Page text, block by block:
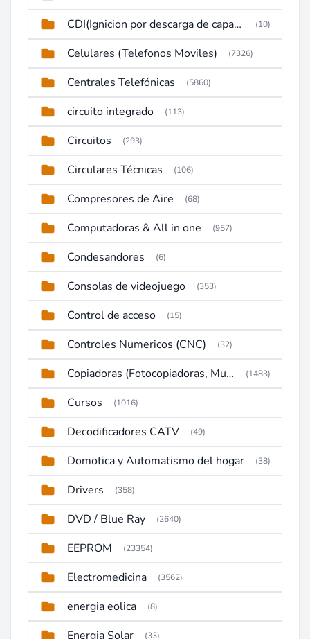
CDI(Ignicion por descarga de capacitor) (10)
Celulares (Telefonos Moviles) (7326)
Centrales Telefónicas (5860)
circuito integrado (113)
Circuitos (293)
Circulares Técnicas (106)
Compresores de Aire (68)
Computadoras & All in one (957)
Condesandores (6)
Consolas de videojuego (353)
Control de acceso (15)
Controles Numericos (CNC) (32)
Copiadoras (Fotocopiadoras, Multifunctions, Ploter, etc) (1483)
Cursos (1016)
Decodificadores CATV (49)
Domotica y Automatismo del hogar (38)
Drivers (358)
DVD / Blue Ray (2640)
EEPROM (23354)
Electromedicina (3562)
energia eolica (8)
Energia Solar (33)